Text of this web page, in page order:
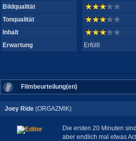
Bildqualität
Tonqualität
Inhalt
Erwartung
Erfüllt
Filmbeurteilung(en)
Joey Ride(ORGAZMIK)
Die ersten 20 Minuten
aber endlich mal etwas